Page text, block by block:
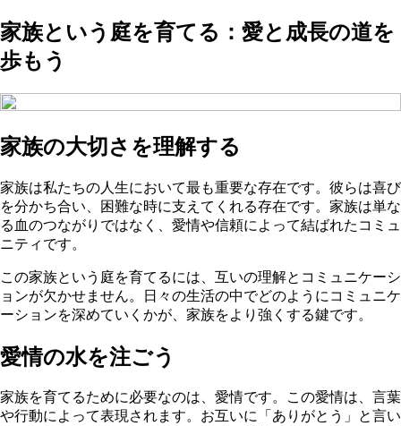
家族という庭を育てる：愛と成長の道を
歩もう
家族の大切さを理解する
家族は私たちの人生において最も重要な存在です。彼らは喜び
を分かち合い、困難な時に支えてくれる存在です。家族は単な
る血のつながりではなく、愛情や信頼によって結ばれたコミュ
ニティです。
この家族という庭を育てるには、互いの理解とコミュニケーシ
ョンが欠かせません。日々の生活の中でどのようにコミュニケ
ーションを深めていくかが、家族をより強くする鍵です。
愛情の水を注ごう
家族を育てるために必要なのは、愛情です。この愛情は、言葉
や行動によって表現されます。お互いに「ありがとう」と言い